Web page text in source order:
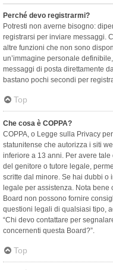
Perché devo registrarmi?
Potresti non averne bisogno:
registrarsi per inviare messaggi.
altre funzioni che non sono
un’immagine personale
messaggi di posta direttamente
bastano pochi secondi per
Top
Che cosa è COPPA?
COPPA, o Legge sulla Privacy
statunitense che autorizza i siti
inferiore a 13 anni. Per avere
del genitore o tutore legale,
scritte dal minore. Se hai dubbi o
legale per assistenza. Nota
Board non possono fornire
questioni legali di qualsiasi tipo,
“Chi devo contattare per
concernenti questa Board?”.
Top